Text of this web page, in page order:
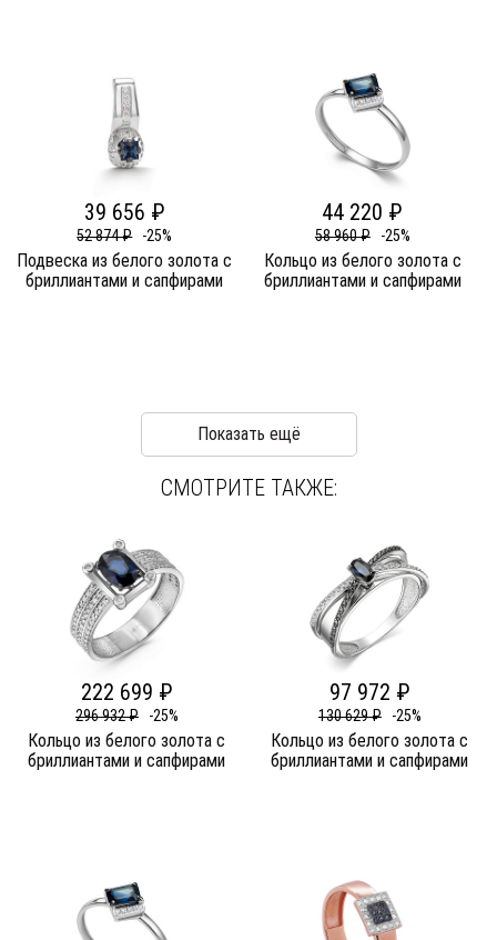
39 656 ₽
52 874 ₽ -25%
Подвеска из белого золота c
бриллиантами и сапфирами
44 220 ₽
58 960 ₽ -25%
Кольцо из белого золота c
бриллиантами и сапфирами
Показать ещё
СМОТРИТЕ ТАКЖЕ:
222 699 ₽
296 932 ₽ -25%
Кольцо из белого золота c
бриллиантами и сапфирами
97 972 ₽
130 629 ₽ -25%
Кольцо из белого золота c
бриллиантами и сапфирами